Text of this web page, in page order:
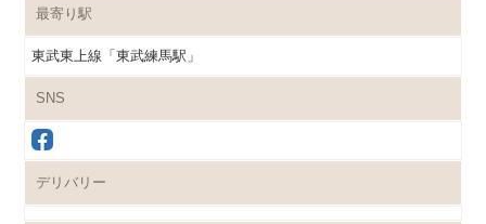
最寄り駅
東武東上線「東武練馬駅」
SNS
デリバリー